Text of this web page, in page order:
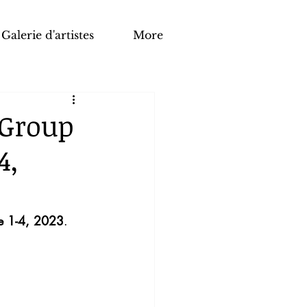
Galerie d'artistes More
1-4, 2023.